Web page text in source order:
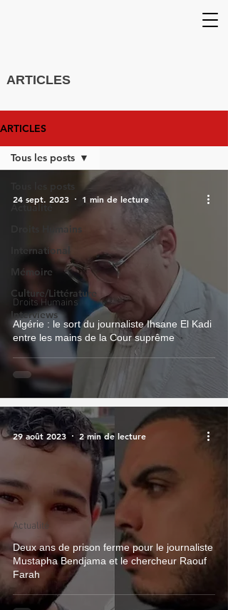
ARTICLES
ARTICLES
Tous les posts
Actualité
Droits Humains
International
Mémoire
Culture/Littérature
Interviews
Tous les posts
Algérie : le sort du journaliste Ihsane El Kadi
entre les mains de la Cour suprême
Droits Humains
24 sept. 2023 1 min de lecture
Deux ans de prison ferme pour le journaliste
Mustapha Bendjama et le chercheur Raouf
Farah
Actualité
29 août 2023 2 min de lecture